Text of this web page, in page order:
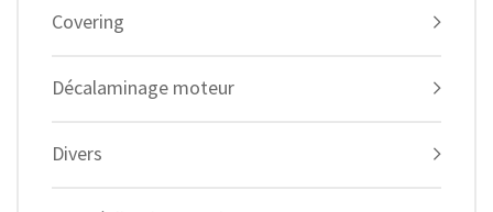
Covering
Décalaminage moteur
Divers